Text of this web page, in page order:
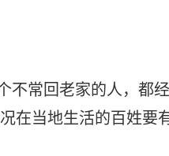
不常回老家的人，都
在当地生活的百姓要